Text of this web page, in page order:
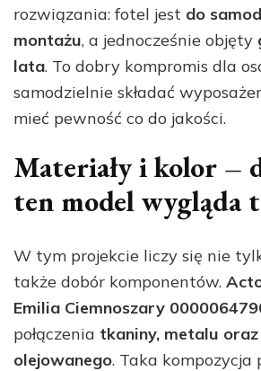
rozwiązania: fotel jest do
montażu, a jednocześnie objęty
lata. To dobry kompromis dla
samodzielnie składać
mieć pewność co do jakości.
Materiały i kolor –
ten model wygląda
W tym projekcie liczy się nie
także dobór komponentów.
Emilia Ciemnoszary
połączenia tkaniny, metalu
olejowanego. Taka kompozycja